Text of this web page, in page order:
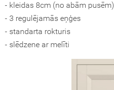
- kleidas 8cm (no abām pusēm)
- 3 regulējamās eņģes
- standarta rokturis
- slēdzene ar melīti